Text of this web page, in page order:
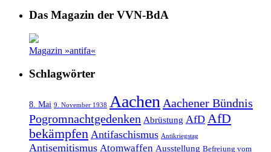
Das Magazin der VVN-BdA
Magazin »antifa«
Schlagwörter
8. Mai 9. November 1938 Aachen Aachener Bündnis
Pogromnachtgedenken Abrüstung AfD AfD
bekämpfen Antifaschismus Antikriegstag
Antisemitismus Atomwaffen Ausstellung Befreiung vom